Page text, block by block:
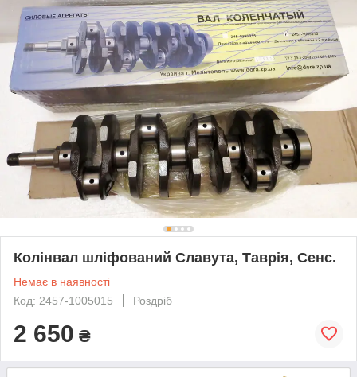
Колінвал шліфований Славута, Таврія, Сенс.
Немає в наявності
Код: 2457-1005015
Роздріб
2 650 ₴